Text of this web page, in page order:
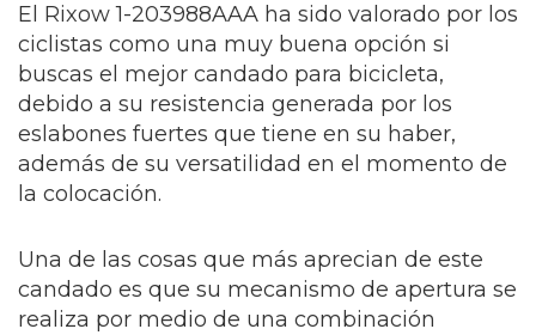
El Rixow 1-203988AAA ha sido valorado por los
ciclistas como una muy buena opción si
buscas el mejor candado para bicicleta,
debido a su resistencia generada por los
eslabones fuertes que tiene en su haber,
además de su versatilidad en el momento de
la colocación.
Una de las cosas que más aprecian de este
candado es que su mecanismo de apertura se
realiza por medio de una combinación